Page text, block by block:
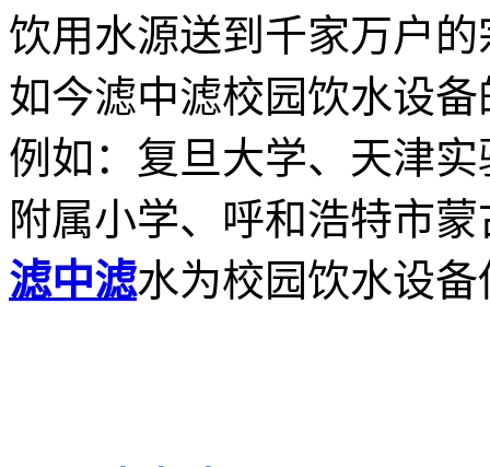
饮用水源送到千家万户
如今滤中滤校园饮水设
例如：复旦大学、天津
附属小学、呼和浩特市
滤中滤水为校园饮水设